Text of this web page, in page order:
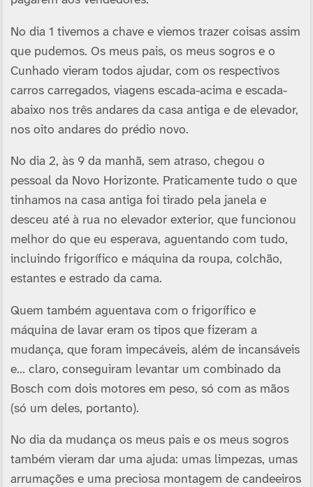
No dia 1 tivemos a chave e viemos trazer coisas assim
que pudemos. Os meus pais, os meus sogros e o
Cunhado vieram todos ajudar, com os respectivos
carros carregados, viagens escada-acima e escada-
abaixo nos três andares da casa antiga e de elevador,
nos oito andares do prédio novo.
No dia 2, às 9 da manhã, sem atraso, chegou o
pessoal da Novo Horizonte. Praticamente tudo o que
tinhamos na casa antiga foi tirado pela janela e
desceu até à rua no elevador exterior, que funcionou
melhor do que eu esperava, aguentando com tudo,
incluindo frigorífico e máquina da roupa, colchão,
estantes e estrado da cama.
Quem também aguentava com o frigorífico e
máquina de lavar eram os tipos que fizeram a
mudança, que foram impecáveis, além de incansáveis
e… claro, conseguiram levantar um combinado da
Bosch com dois motores em peso, só com as mãos
(só um deles, portanto).
No dia da mudança os meus pais e os meus sogros
também vieram dar uma ajuda: umas limpezas, umas
arrumações e uma preciosa montagem de candeeiros